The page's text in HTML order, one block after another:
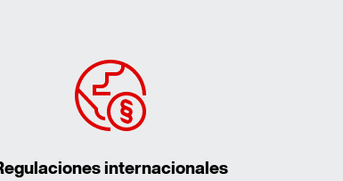
internacionales